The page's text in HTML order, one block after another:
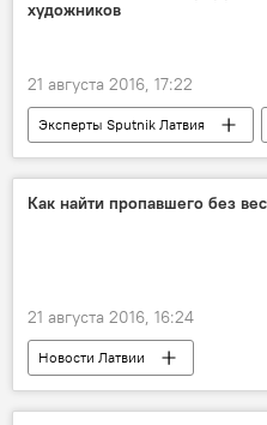
художников
21 августа 2016, 17:22
Эксперты Sputnik Латвия
Как найти пропавшего без
21 августа 2016, 16:24
Новости Латвии
Требуется помощь: Bezvests.lv